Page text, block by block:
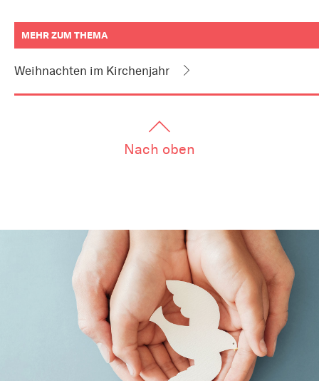
MEHR ZUM THEMA
zum
als
Weihnachten im Kirchenjahr
Nach oben